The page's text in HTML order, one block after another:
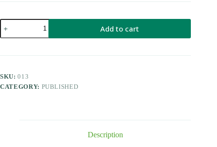
Fringilla
Phasellus
Faucus
Eleifend
Add to cart
SKU:013
CATEGORY: PUBLISHED
Description